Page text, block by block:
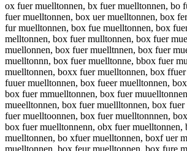
ox fuer muelltonnen, bx fuer muelltonnen, bo
fuer muelltonnen, box uer muelltonnen, box
fur muelltonnen, box fue muelltonnen, box
melltonnen, box fuer mulltonnen, box fuer
muellonnen, box fuer muelltnnen, box fuer
muelltonnn, box fuer muelltonne, bbox fuer
muelltonnen, boxx fuer muelltonnen, box
fuuer muelltonnen, box fueer muelltonnen,
box fuer mmuelltonnen, box fuer
mueelltonnen, box fuer muellltonnen, box
fuer muelltoonnen, box fuer muelltonnnen,
box fuer muelltonnenn, obx fuer muelltonnen,
muelltonnen, bo xfuer muelltonnen, boxf uer